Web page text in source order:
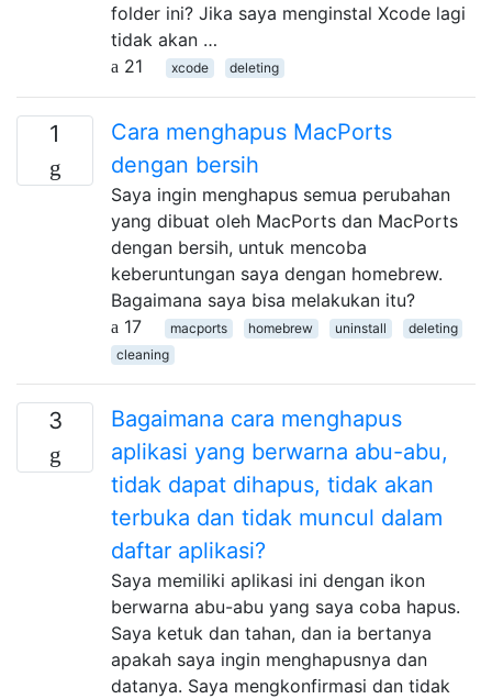
folder ini? Jika saya menginstal Xcode lagi
tidak akan …
21
xcode deleting
1
Cara menghapus MacPorts
dengan bersih
Saya ingin menghapus semua perubahan
yang dibuat oleh MacPorts dan MacPorts
dengan bersih, untuk mencoba
keberuntungan saya dengan homebrew.
Bagaimana saya bisa melakukan itu?
17
macports homebrew uninstall
deleting
cleaning
3
Bagaimana cara menghapus
aplikasi yang berwarna abu-abu,
tidak dapat dihapus, tidak akan
terbuka dan tidak muncul dalam
daftar aplikasi?
Saya memiliki aplikasi ini dengan ikon
berwarna abu-abu yang saya coba hapus.
Saya ketuk dan tahan, dan ia bertanya
apakah saya ingin menghapusnya dan
datanya. Saya mengkonfirmasi dan tidak